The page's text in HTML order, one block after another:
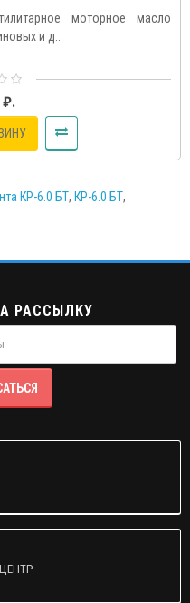
моторное масло
и д..
₽.
КР-6.0 БТ, КР-6.0 БТ,
РАССЫЛКУ